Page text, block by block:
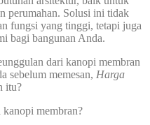
perumahan. Solusi ini tidak
fungsi yang tinggi, tetapi juga
bagi bangunan Anda.
dari kanopi membran
sebelum memesan, Harga
itu?
kanopi membran?